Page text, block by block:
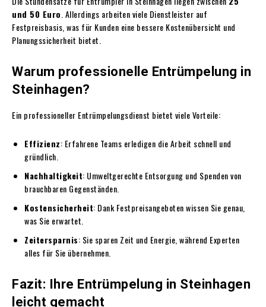
und 50 Euro . Allerdings arbeiten viele Dienstleister auf
Festpreisbasis, was für Kunden eine bessere Kostenübersicht und
Planungssicherheit bietet.
Warum professionelle Entrümpelung in
Steinhagen?
Ein professioneller Entrümpelungsdienst bietet viele Vorteile:
Effizienz: Erfahrene Teams erledigen die Arbeit schnell und
gründlich.
Nachhaltigkeit: Umweltgerechte Entsorgung und Spenden von
brauchbaren Gegenständen.
Kostensicherheit: Dank Festpreisangeboten wissen Sie genau,
was Sie erwartet.
Zeitersparnis: Sie sparen Zeit und Energie, während Experten
alles für Sie übernehmen.
Fazit: Ihre Entrümpelung in Steinhagen
leicht gemacht